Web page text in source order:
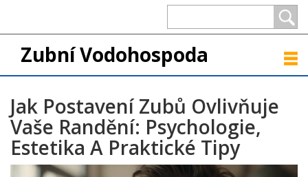
Zubní Vodohospoda
Jak Postavení Zubů Ovlivňuje
Vaše Randění: Psychologie,
Estetika A Praktické Tipy